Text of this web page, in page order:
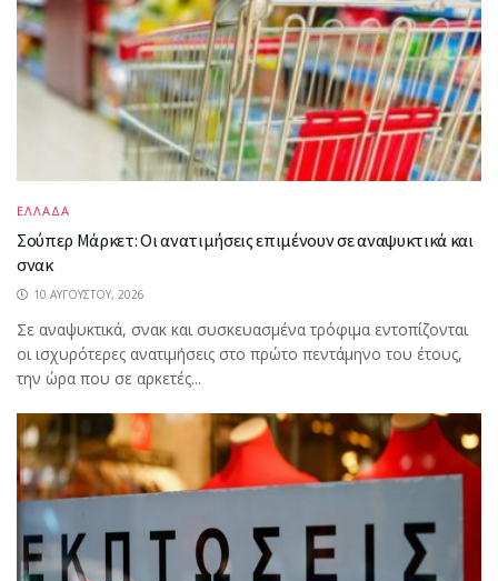
ΕΛΛΑΔΑ
Σούπερ Μάρκετ: Οι ανατιμήσεις επιμένουν σε αναψυκτικά και
σνακ
10 ΑΥΓΟΎΣΤΟΥ, 2026
Σε αναψυκτικά, σνακ και συσκευασμένα τρόφιμα εντοπίζονται
οι ισχυρότερες ανατιμήσεις στο πρώτο πεντάμηνο του έτους,
την ώρα που σε αρκετές...